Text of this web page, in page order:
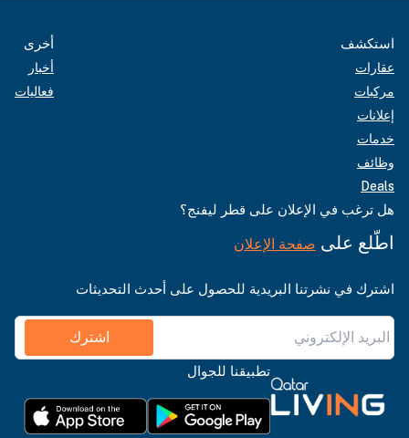
استكشف
عقارات
مركبات
إعلانات
خدمات
وظائف
Deals
أخرى
أخبار
فعاليات
هل ترغب في الإعلان على قطر ليفنج؟
اطّلع على صفحة الإعلان
اشترك في نشرتنا البريدية للحصول على أحدث التحديثات
اشترك
تطبيقنا للجوال